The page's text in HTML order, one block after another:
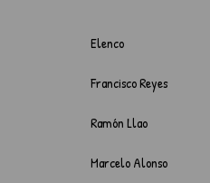
Elenco
Francisco Reyes
Ramón Llao
Marcelo Alonso